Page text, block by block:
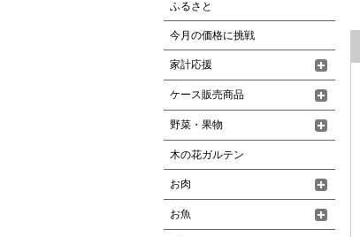
ふるさと
今月の価格に挑戦
家計応援
ケース販売商品
野菜・果物
木の花ガルテン
お肉
お魚